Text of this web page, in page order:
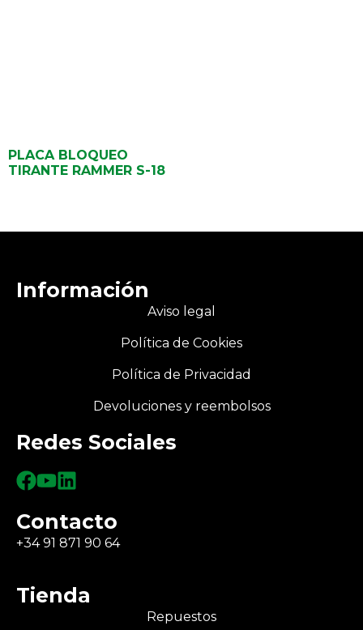
PLACA BLOQUEO
TIRANTE RAMMER S-18
Información
Aviso legal
Política de Cookies
Política de Privacidad
Devoluciones y reembolsos
Redes Sociales
Contacto
+34 91 871 90 64
Tienda
Repuestos